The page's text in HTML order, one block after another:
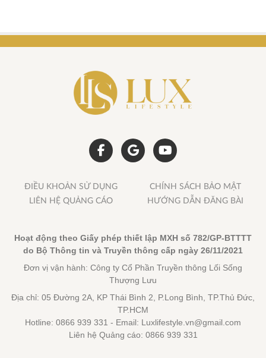
ĐIỀU KHOẢN SỬ DỤNG
CHÍNH SÁCH BẢO MẬT
LIÊN HỆ QUẢNG CÁO
HƯỚNG DẪN ĐĂNG BÀI
Hoạt động theo Giấy phép thiết lập MXH số 782/GP-BTTTT
do Bộ Thông tin và Truyền thông cấp ngày 26/11/2021
Đơn vị vận hành: Công ty Cổ Phần Truyền thông Lối Sống
Thượng Lưu
Địa chỉ: 05 Đường 2A, KP Thái Bình 2, P.Long Bình, TP.Thủ Đức,
TP.HCM
Hotline: 0866 939 331 - Email: Luxlifestyle.vn@gmail.com
Liên hệ Quảng cáo: 0866 939 331